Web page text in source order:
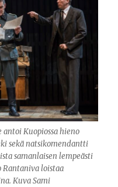
antoi Kuopiossa hieno
sekä natsikomendantti
samanlaisen lempeästi
loistaa
Kuva Sami